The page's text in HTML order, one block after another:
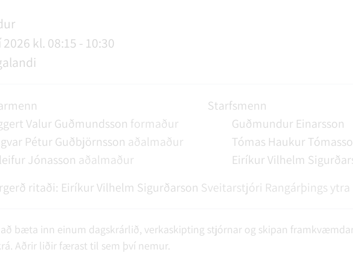
YTRA
kl. 08:15 - 10:30
Valur Guðmundsson formaður
Pétur Guðbjörnsson aðalmaður
Jónasson aðalmaður
Starfsmenn
Guðmundur Einarsson
Tómas Haukur
Eiríkur Vilhelm
ritaði: Eiríkur Vilhelm Sigurðarson Sveitarstjóri Rangárþings ytra
bæta inn einum dagskrárlið, verkaskipting stjórnar og skipan
Aðrir liðir færast til sem því nemur.